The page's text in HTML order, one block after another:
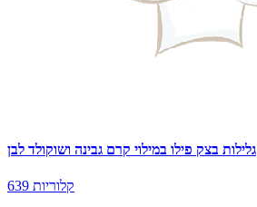
גלילות בצק פילו במילוי קרם גבינה ושוקולד לבן
639 קלוריות